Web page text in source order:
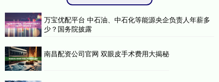
万宝优配平台 中石油、中石化等能源央企负责人年薪多
少？国务院披露
南昌配资公司官网 双眼皮手术费用大揭秘